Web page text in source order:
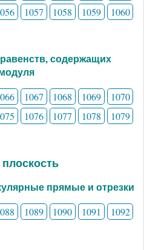
1057 1058 1059
1060
содержащих
1067 1068 1069
1070
1076 1077 1078
1079
прямые и отрезки
1089 1090 1091
1092